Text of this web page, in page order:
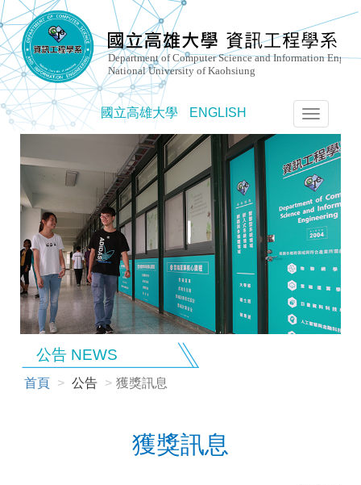
國立高雄大學 ENGLISH
選
單
切
換
公告 NEWS
首頁 公告 獲獎訊息
獲獎訊息